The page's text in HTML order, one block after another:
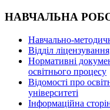
НАВЧАЛЬНА
Навчально-
Відділ
Нормативні
освітнього процесу
Відомості про
університеті
Інформаційна